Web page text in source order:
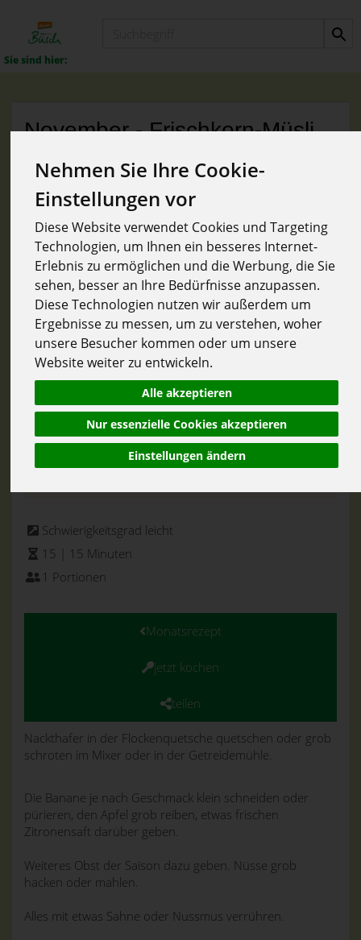
Nehmen Sie Ihre Cookie-
Einstellungen vor
Diese Website verwendet Cookies und Targeting
Technologien, um Ihnen ein besseres Internet-
Erlebnis zu ermöglichen und die Werbung, die Sie
sehen, besser an Ihre Bedürfnisse anzupassen.
Diese Technologien nutzen wir außerdem um
Ergebnisse zu messen, um zu verstehen, woher
unsere Besucher kommen oder um unsere
Website weiter zu entwickeln.
Alle akzeptieren
Nur essenzielle Cookies akzeptieren
Einstellungen ändern
November - Frischkorn-Müsli
mit Nackthafer
Schwierigkeitsgrad leicht
15 | 15 Minuten
1 Portionen
Monatsrezept
jetzt kochen
teilen
Nackthafer in der Flockenquetsche quetschen oder grob
schroten im Mixer oder in der Getreidemühle.
Die Banane je nach Geschmack klein schneiden oder
pürieren, den Apfel grob reiben, etwas frischen
Zitronensaft darüber geben.
Weiteres Obst der Saison dazu geben. Nüsse grob
hacken oder mahlen.
Alles mit etwas Sahne oder Nussmus verrühren.